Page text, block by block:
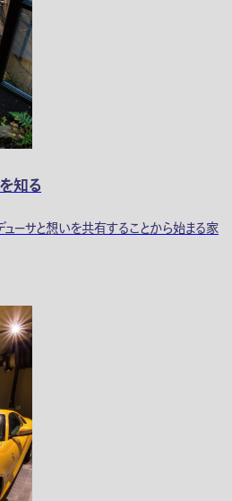
知る
ーサと想いを共有することから始まる家